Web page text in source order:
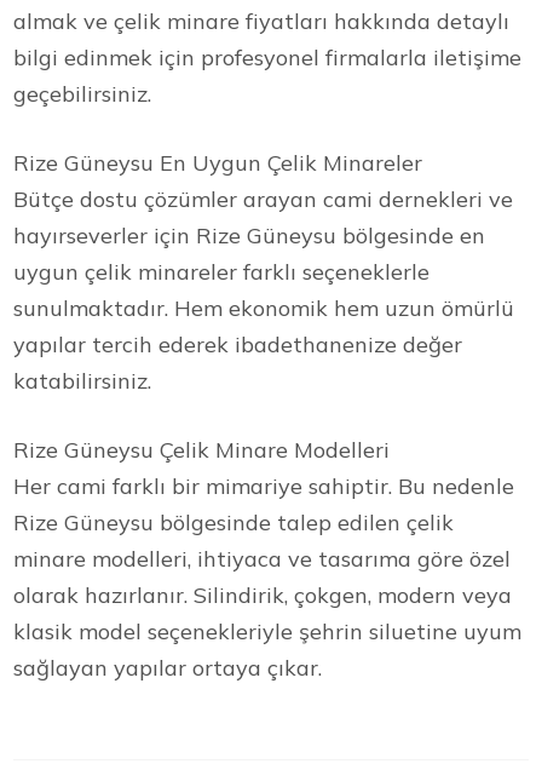
almak ve çelik minare fiyatları hakkında detaylı
bilgi edinmek için profesyonel firmalarla iletişime
geçebilirsiniz.
Rize Güneysu En Uygun Çelik Minareler
Bütçe dostu çözümler arayan cami dernekleri ve
hayırseverler için Rize Güneysu bölgesinde en
uygun çelik minareler farklı seçeneklerle
sunulmaktadır. Hem ekonomik hem uzun ömürlü
yapılar tercih ederek ibadethanenize değer
katabilirsiniz.
Rize Güneysu Çelik Minare Modelleri
Her cami farklı bir mimariye sahiptir. Bu nedenle
Rize Güneysu bölgesinde talep edilen çelik
minare modelleri, ihtiyaca ve tasarıma göre özel
olarak hazırlanır. Silindirik, çokgen, modern veya
klasik model seçenekleriyle şehrin siluetine uyum
sağlayan yapılar ortaya çıkar.